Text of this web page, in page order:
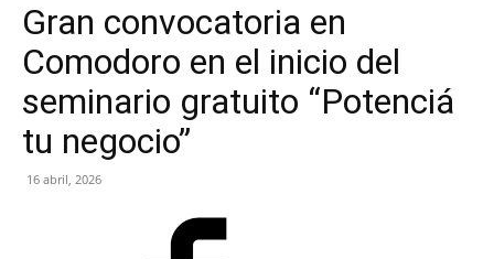
Gran convocatoria en
Comodoro en el inicio del
seminario gratuito “Potenciá
tu negocio”
16 abril, 2026